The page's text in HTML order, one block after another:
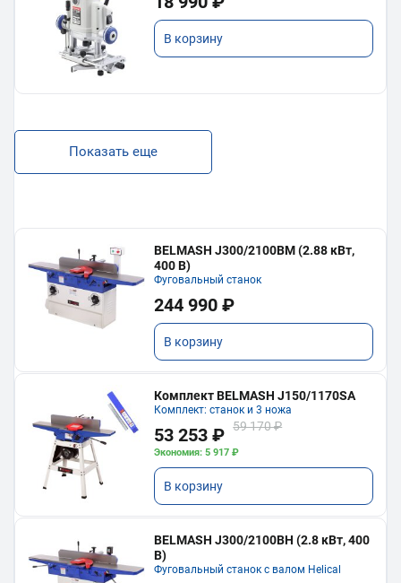
В корзину
Показать еще
BELMASH J300/2100ВМ (2.88 кВт,
400 В)
Фуговальный станок
244 990 ₽
В корзину
Комплект BELMASH J150/1170SA
Комплект: станок и 3 ножа
53 253 ₽ 59 170 ₽
Экономия: 5 917 ₽
В корзину
BELMASH J300/2100ВH (2.8 кВт, 400
В)
Фуговальный станок с валом Helical